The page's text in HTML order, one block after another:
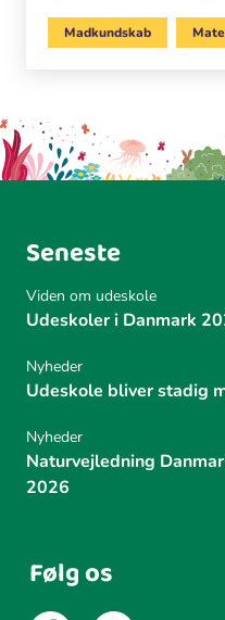
Madkundskab
Seneste
Viden om udeskole
Udeskoler i Danmark
Nyheder
Udeskole bliver stadig
Nyheder
Naturvejledning
2026
Følg os